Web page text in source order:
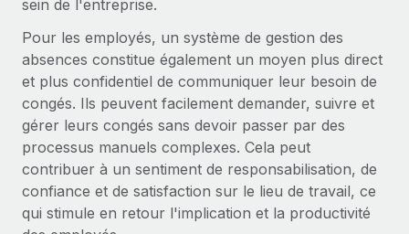
sein de l'entreprise.
Pour les employés, un système de gestion des
absences constitue également un moyen plus direct
et plus confidentiel de communiquer leur besoin de
congés. Ils peuvent facilement demander, suivre et
gérer leurs congés sans devoir passer par des
processus manuels complexes. Cela peut
contribuer à un sentiment de responsabilisation, de
confiance et de satisfaction sur le lieu de travail, ce
qui stimule en retour l'implication et la productivité